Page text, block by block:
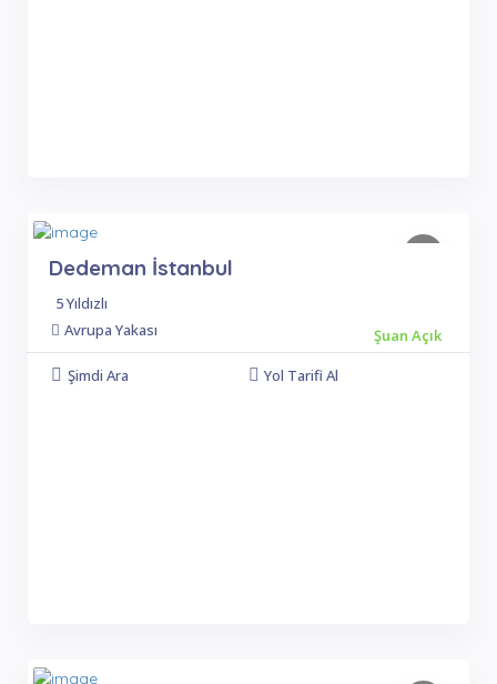
Dedeman İstanbul
5 Yıldızlı
Avrupa Yakası
Şuan Açık
Şimdi Ara
Yol Tarifi Al